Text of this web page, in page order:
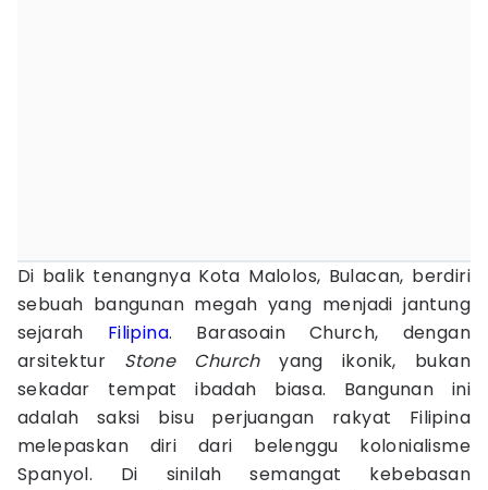
Di balik tenangnya Kota Malolos, Bulacan, berdiri
sebuah bangunan megah yang menjadi jantung
sejarah Filipina. Barasoain Church, dengan
arsitektur Stone Churchyang ikonik, bukan
sekadar tempat ibadah biasa. Bangunan ini
adalah saksi bisu perjuangan rakyat Filipina
melepaskan diri dari belenggu kolonialisme
Spanyol. Di sinilah semangat kebebasan